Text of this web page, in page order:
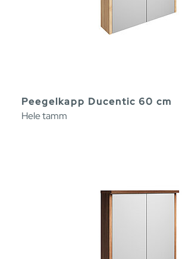
Peegelkapp Ducentic 60 cm
Hele tamm